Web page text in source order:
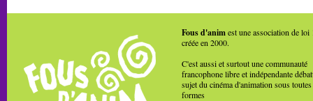
Fous d'animest une association de loi
créée en 2000.
C'est aussi et surtout une communauté
francophone libre et indépendante
sujet du cinéma d'animation sous toutes
formes